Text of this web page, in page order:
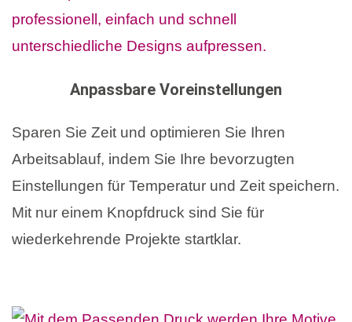
Anpassbare Voreinstellungen
Sparen Sie Zeit und optimieren Sie Ihren
Arbeitsablauf, indem Sie Ihre bevorzugten
Einstellungen für Temperatur und Zeit speichern.
Mit nur einem Knopfdruck sind Sie für
wiederkehrende Projekte startklar.